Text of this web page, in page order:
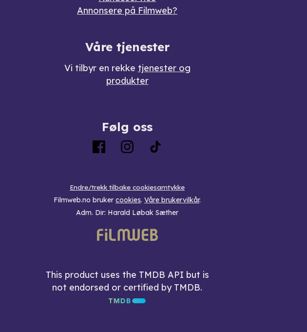
Annonsere på Filmweb?
Våre tjenester
Vi tilbyr en rekke tjenester og
produkter
Følg oss
Endre/trekk tilbake cookiesamtykke
Filmweb.no bruker cookies. Våre brukervilkår.
Adm. Dir: Harald Løbak Sæther
This product uses the TMDB API but is
not endorsed or certified by TMDB.